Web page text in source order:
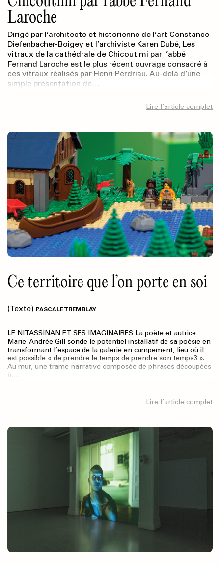
Laroche
Dirigé par l’architecte et historienne de l’art Constance
Diefenbacher-Boigey et l’archiviste Karen Dubé, Les
vitraux de la cathédrale de Chicoutimi par l’abbé
Fernand Laroche est le plus récent ouvrage consacré à
ces vitraux réalisés par Henri Perdriau. Au-delà d’une
simple présentation de…
Lire l’article complet
Ce territoire que l’on porte en soi
(Texte) PASCALE TREMBLAY
LE NITASSINAN ET SES IMAGINAIRES La poète et autrice
Marie-Andrée Gill sonde le potentiel installatif de sa poésie en
transformant l’espace de la galerie en campement, lieu où il
est possible « de prendre le temps de prendre son temps3 ».
Au mur, une trame narrative composée de phrases découpées
à…
Lire l’article complet